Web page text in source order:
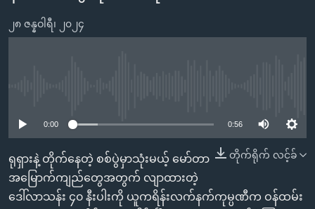
သို့
စာမျက်နှာ
သို့
ကျော်
အစ္စရေး-ပါလက်စတိုင်း
ရပ်ဝန်းတခု လမ်းတခု အလွန်
အင်္ဂလိပ်စာလေ့လာမယ်
ဗွီအိုအေ လူမှုကွန်ယက်များ
၂၈ ဇန္နဝါရီ၊ ၂၀၂၄
0:00 0:56
တိုက်ရိုက် လင့်ခ်
ရုရှားနဲ့ တိုက်နေတဲ့ စစ်ပွဲမှာသုံးမယ့် မော်တာ
အမြောက်ကျည်တွေအတွက် လျာထားတဲ့
ဒေါ်လာသန်း ၄၀ နီးပါးကို ယူကရိန်းလက်နက်ကုမ္ပဏီက ဝန်ထမ်း